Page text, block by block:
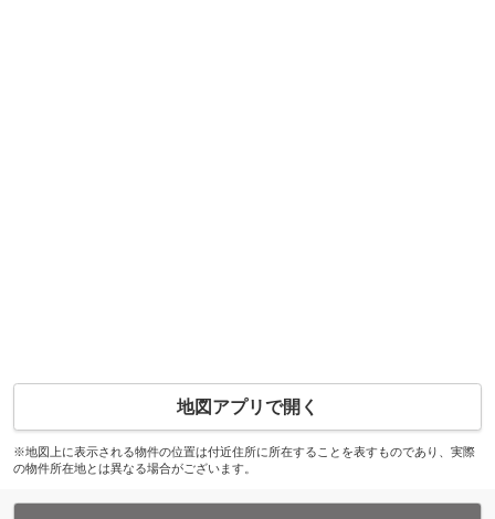
地図アプリで開く
※地図上に表示される物件の位置は付近住所に所在することを表すものであり、実際
の物件所在地とは異なる場合がございます。